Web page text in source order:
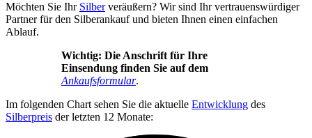
Möchten Sie Ihr Silberveräußern? Wir sind Ihr vertrauenswürdiger
Partner für den Silberankauf und bieten Ihnen einen einfachen
Ablauf.
Wichtig: Die Anschrift für Ihre
Einsendung finden Sie auf dem
Ankaufsformular.
Im folgenden Chart sehen Sie die aktuelle Entwicklung des
Silberpreis der letzten 12 Monate: